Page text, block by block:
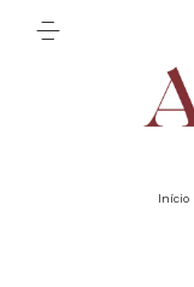
Início